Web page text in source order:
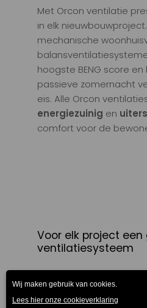
Met Orcon ventilatie
in elk
mechanische
hoogste BENG score
passieve zomernacht
eis. Alle Orcon
energiezuinig en
comfort voor de
Voor elk project
ventilatiesysteem